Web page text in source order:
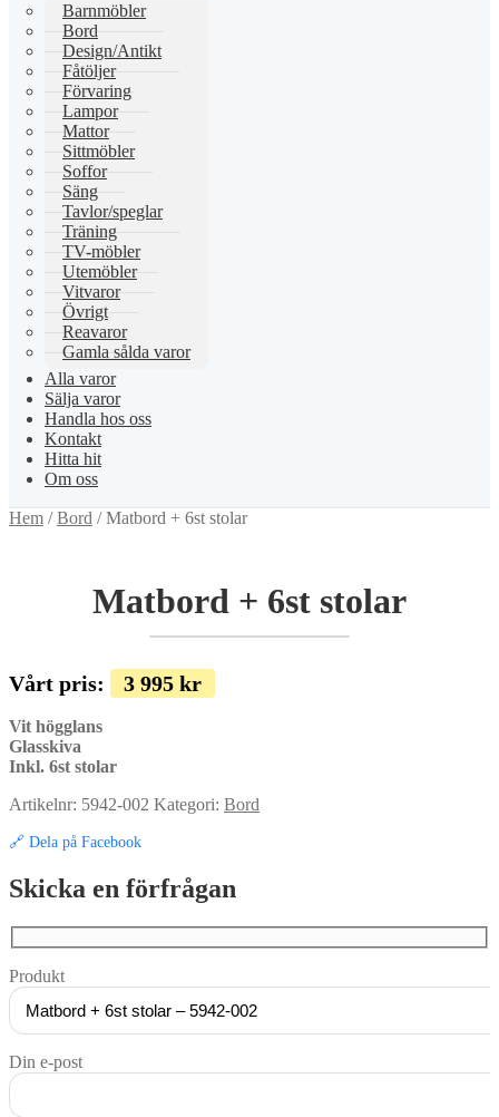
Barnmöbler
Bord
Design/Antikt
Fåtöljer
Förvaring
Lampor
Mattor
Sittmöbler
Soffor
Säng
Tavlor/speglar
Träning
TV-möbler
Utemöbler
Vitvaror
Övrigt
Reavaror
Gamla sålda varor
Alla varor
Sälja varor
Handla hos oss
Kontakt
Hitta hit
Om oss
Hem /Bord /Matbord + 6st stolar
Matbord + 6st stolar
Vårt pris: 3 995 kr
Vit högglans
Glasskiva
Inkl. 6st stolar
Artikelnr: 5942-002 Kategori: Bord
🔗 Dela på Facebook
Skicka en förfrågan
Produkt
Din e-post